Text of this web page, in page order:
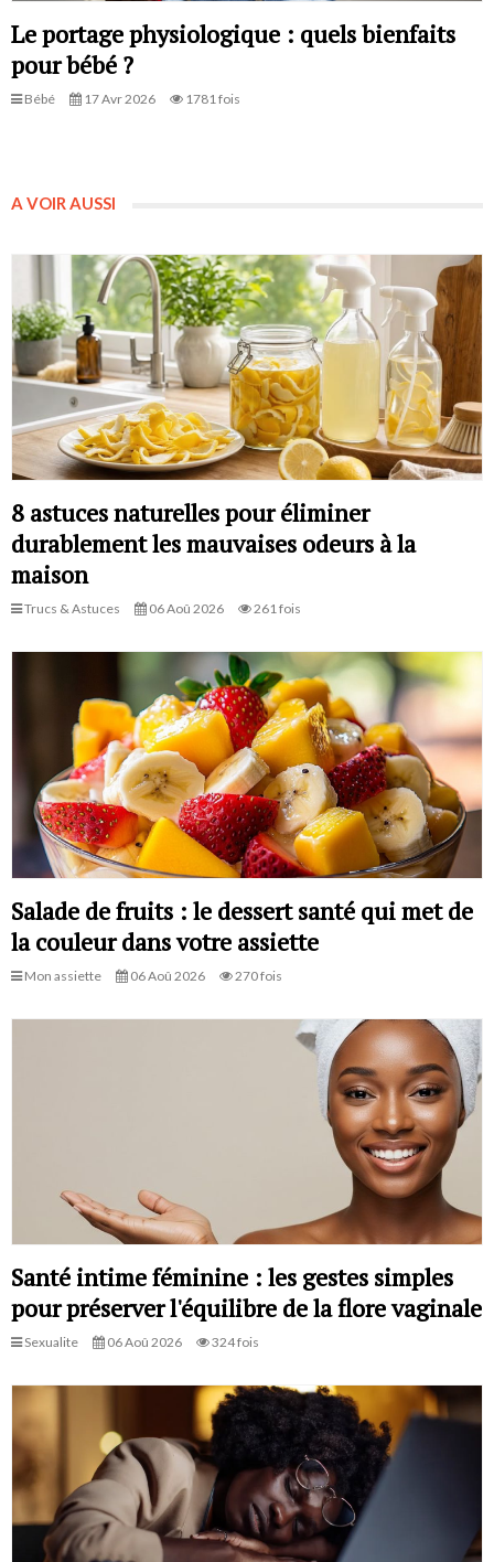
Le portage physiologique : quels bienfaits
pour bébé ?
Bébé 17 Avr 2026 1781 fois
A VOIR AUSSI
8 astuces naturelles pour éliminer
durablement les mauvaises odeurs à la
maison
Trucs & Astuces 06 Aoû 2026 261 fois
Salade de fruits : le dessert santé qui met de
la couleur dans votre assiette
Mon assiette 06 Aoû 2026 270 fois
Santé intime féminine : les gestes simples
pour préserver l'équilibre de la flore vaginale
Sexualite 06 Aoû 2026 324 fois